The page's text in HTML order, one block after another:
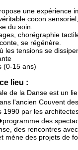
une expérience
cocon
du soin.
chorégraphie
se régénère.
les tensions se
(0-15 ans)
lieu :
de la Danse est un
l'ancien Couvent
1990 par les
des
des rencontres
mène des projets de